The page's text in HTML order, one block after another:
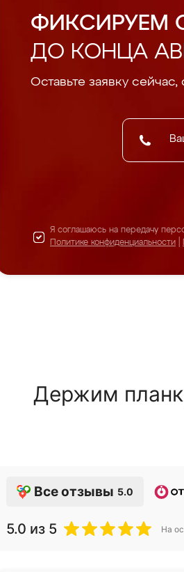
ФИКСИРУЕМ
ДО КОНЦА
Оставьте заявку сейчас,
Я соглашаюсь на передачу
Политике конфиденциальности
Держим
Все отзывы 5.0
5.0 из 5 На